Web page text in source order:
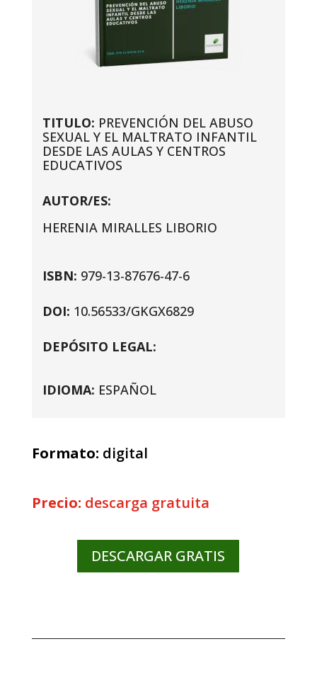
TITULO: PREVENCIÓN DEL ABUSO
SEXUAL Y EL MALTRATO INFANTIL
DESDE LAS AULAS Y CENTROS
EDUCATIVOS
AUTOR/ES:
HERENIA MIRALLES LIBORIO
ISBN: 979-13-87676-47-6
DOI: 10.56533/GKGX6829
DEPÓSITO LEGAL:
IDIOMA: ESPAÑOL
Formato: digital
Precio: descarga gratuita
DESCARGAR GRATIS